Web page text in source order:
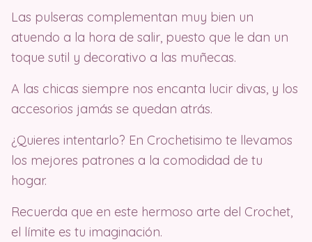
Las pulseras complementan muy bien un
atuendo a la hora de salir, puesto que le dan un
toque sutil y decorativo a las muñecas.
A las chicas siempre nos encanta lucir divas, y los
accesorios jamás se quedan atrás.
¿Quieres intentarlo? En Crochetisimo te llevamos
los mejores patrones a la comodidad de tu
hogar.
Recuerda que en este hermoso arte del Crochet,
el límite es tu imaginación.